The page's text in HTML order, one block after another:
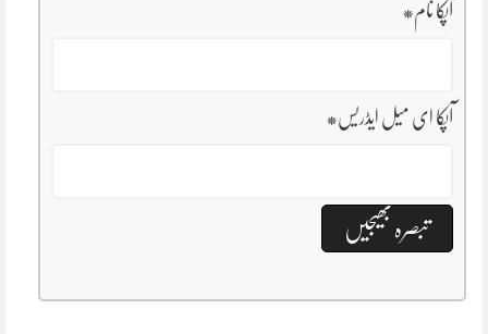
آپکا نام*
آپکا ای میل ایڈریس*